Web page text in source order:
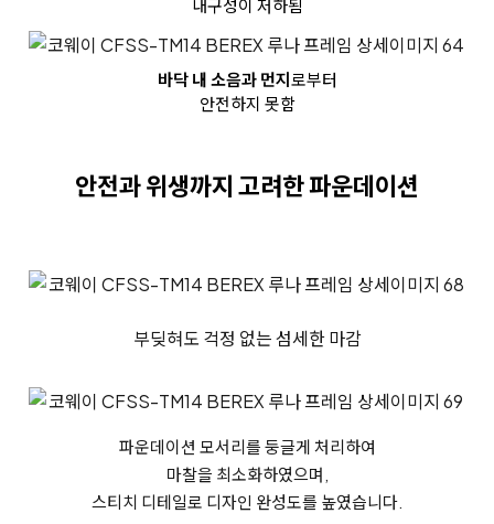
내구성이 저하됨
바닥 내 소음과 먼지로부터
안전하지 못함
안전과 위생까지 고려한 파운데이션
부딪혀도 걱정 없는 섬세한 마감
파운데이션 모서리를 둥글게 처리하여
마찰을 최소화하였으며,
스티치 디테일로 디자인 완성도를 높였습니다.